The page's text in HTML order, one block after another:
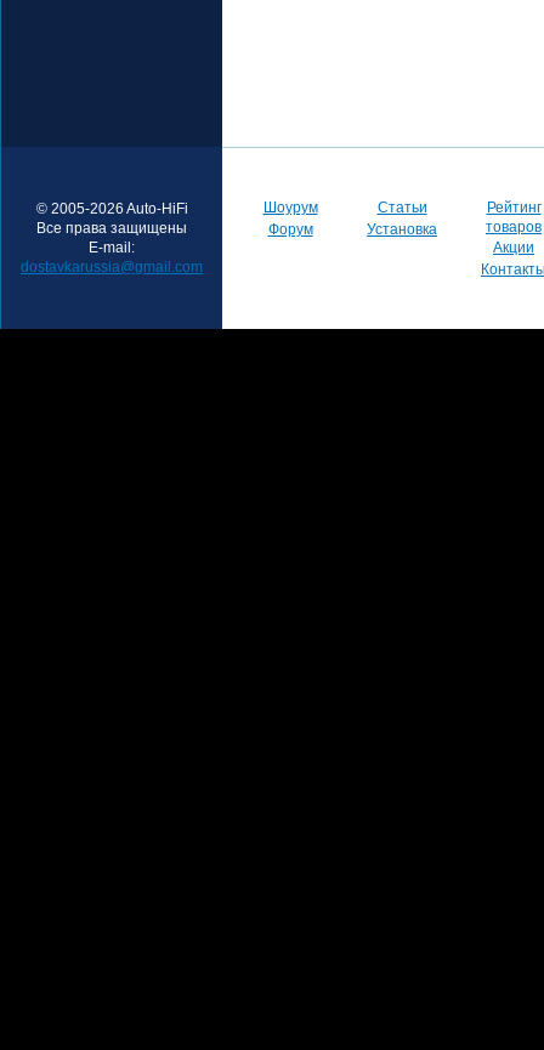
© 2005-2026 Auto-HiFi
Все права защищены
E-mail:
dostavkarussia@gmail.com
Шоурум
Форум
Статьи
Установка
Рейтинг
товаров
Акции